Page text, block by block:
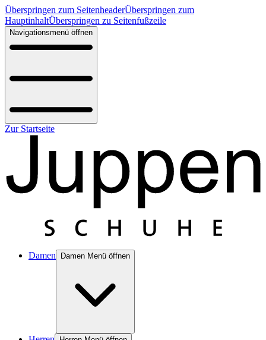
Überspringen zum SeitenheaderÜberspringen zum
HauptinhaltÜberspringen zu Seitenfußzeile
Navigationsmenü öffnen
Zur Startseite
Damen Damen Menü öffnen